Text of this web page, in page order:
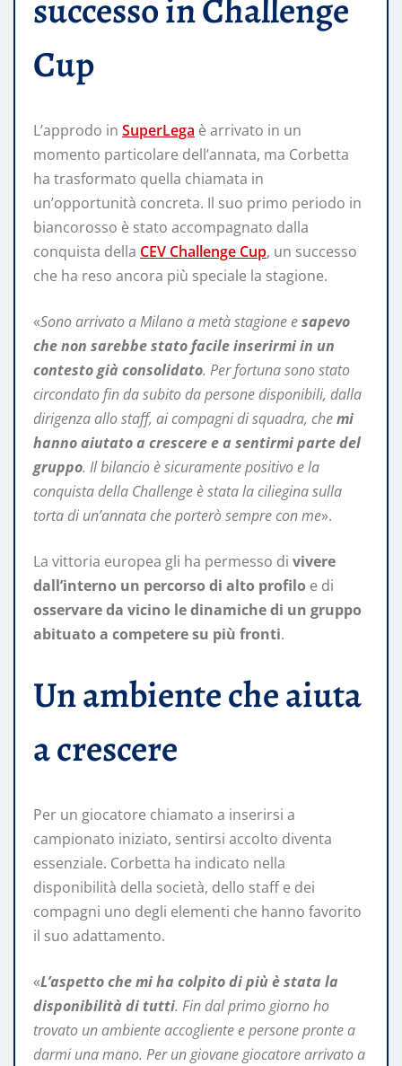
successo in Challenge
Cup
L’approdo in SuperLega è arrivato in un
momento particolare dell’annata, ma Corbetta
ha trasformato quella chiamata in
un’opportunità concreta. Il suo primo periodo in
biancorosso è stato accompagnato dalla
conquista della CEV Challenge Cup, un successo
che ha reso ancora più speciale la stagione.
«Sono arrivato a Milano a metà stagione esapevo
che non sarebbe stato facile inserirmi in un
contesto già consolidato. Per fortuna sono stato
circondato fin da subito da persone disponibili, dalla
dirigenza allo staff, ai compagni di squadra, chemi
hanno aiutato a crescere e a sentirmi parte del
gruppo. Il bilancio è sicuramente positivo e la
conquista della Challenge è stata la ciliegina sulla
torta di un’annata che porterò sempre con me».
La vittoria europea gli ha permesso di vivere
dall’interno un percorso di alto profilo e di
osservare da vicino le dinamiche di un gruppo
abituato a competere su più fronti.
Un ambiente che aiuta
a crescere
Per un giocatore chiamato a inserirsi a
campionato iniziato, sentirsi accolto diventa
essenziale. Corbetta ha indicato nella
disponibilità della società, dello staff e dei
compagni uno degli elementi che hanno favorito
il suo adattamento.
«L’aspetto che mi ha colpito di più è stata la
disponibilità di tutti. Fin dal primo giorno ho
trovato un ambiente accogliente e persone pronte a
darmi una mano. Per un giovane giocatore arrivato a